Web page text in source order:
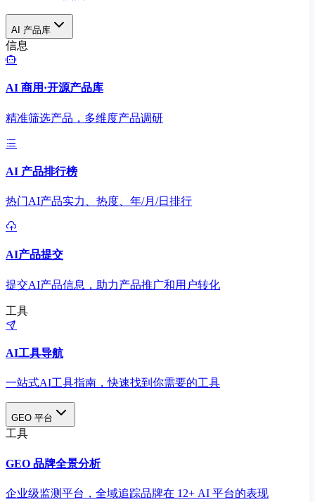
AI 产品库
信息
AI 商用·开源产品库
精准筛选产品，多维度产品调研
AI 产品排行榜
热门AI产品实力、热度、年/月/日排行
AI产品提交
提交AI产品信息，助力产品推广和用户转化
工具
AI工具导航
一站式AI工具指南，快速找到你需要的工具
GEO 平台
工具
GEO 品牌全景分析
企业级监测平台，全域追踪品牌在 12+ AI 平台的表现